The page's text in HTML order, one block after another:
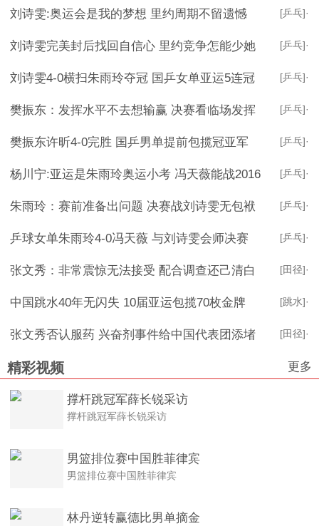
·
[乒乓]
刘诗雯:奥运会是我的梦想 里约周期不留遗憾
·
[乒乓]
刘诗雯完美封后找回自信心 里约竞争怎能少她
·
[乒乓]
刘诗雯4-0横扫朱雨玲夺冠 国乒女单亚运5连冠
·
[乒乓]
樊振东：发挥水平不去想输赢 决赛看临场发挥
·
[乒乓]
樊振东许昕4-0完胜 国乒男单提前包揽冠亚军
·
[乒乓]
杨川宁:亚运是朱雨玲奥运小考 冯天薇能战2016
·
[乒乓]
朱雨玲：赛前准备出问题 决赛战刘诗雯无包袱
·
[乒乓]
乒球女单朱雨玲4-0冯天薇 与刘诗雯会师决赛
·
[田径]
张文秀：非常震惊无法接受 配合调查还己清白
·
[跳水]
中国跳水40年无闪失 10届亚运包揽70枚金牌
·
[田径]
张文秀否认服药 兴奋剂事件给中国代表团添堵
精彩视频 更多
撑杆跳冠军薛长锐采访
撑杆跳冠军薛长锐采访
男篮排位赛中国胜菲律宾
男篮排位赛中国胜菲律宾
林丹逆转赢德比男单摘金